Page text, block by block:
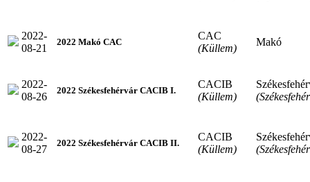
2022-
08-21
2022 Makó CAC
CAC
(Küllem)
Makó
2022-
08-26
2022 Székesfehérvár CACIB I.
CACIB
(Küllem)
2022-
08-27
2022 Székesfehérvár CACIB II.
CACIB
(Küllem)